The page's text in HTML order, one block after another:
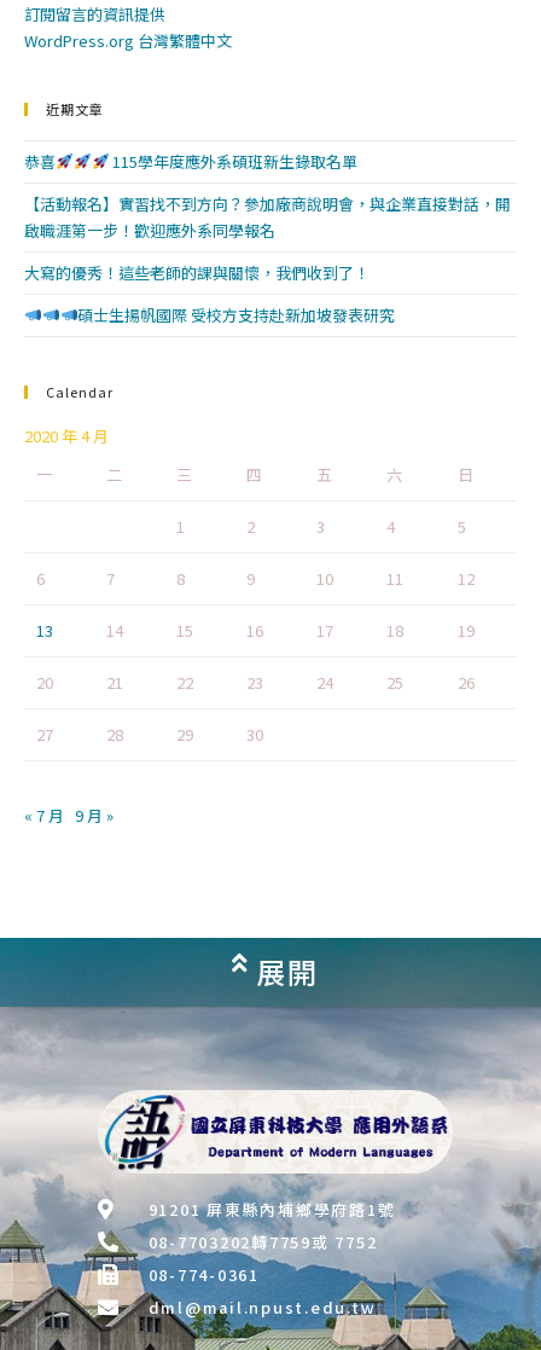
訂閱留言的資訊提供
WordPress.org 台灣繁體中文
近期文章
恭喜
115學年度應外系碩班新生錄取名單
【活動報名】實習找不到方向？參加廠商說明會，與企業直接對話，開
啟職涯第一步！歡迎應外系同學報名
大寫的優秀！這些老師的課與關懷，我們收到了！
碩士生揚帆國際 受校方支持赴新加坡發表研究
Calendar
2020 年 4 月
一
二 三 四 五 六 日
1 2 3 4 5
6 7 8 9 10 11 12
13 14 15 16 17 18 19
20 21 22 23 24 25 26
27 28 29 30
« 7 月 9 月 »
展開
91201 屏東縣內埔鄉學府路1號
08-7703202轉7759或 7752
08-774-0361
dml@mail.npust.edu.tw